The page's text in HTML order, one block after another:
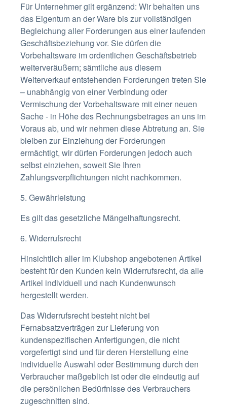
Für Unternehmer gilt ergänzend: Wir behalten uns
das Eigentum an der Ware bis zur vollständigen
Begleichung aller Forderungen aus einer laufenden
Geschäftsbeziehung vor. Sie dürfen die
Vorbehaltsware im ordentlichen Geschäftsbetrieb
weiterveräußern; sämtliche aus diesem
Weiterverkauf entstehenden Forderungen treten Sie
– unabhängig von einer Verbindung oder
Vermischung der Vorbehaltsware mit einer neuen
Sache - in Höhe des Rechnungsbetrages an uns im
Voraus ab, und wir nehmen diese Abtretung an. Sie
bleiben zur Einziehung der Forderungen
ermächtigt, wir dürfen Forderungen jedoch auch
selbst einziehen, soweit Sie Ihren
Zahlungsverpflichtungen nicht nachkommen.
5. Gewährleistung
Es gilt das gesetzliche Mängelhaftungsrecht.
6. Widerrufsrecht
Hinsichtlich aller im Klubshop angebotenen Artikel
besteht für den Kunden kein Widerrufsrecht, da alle
Artikel individuell und nach Kundenwunsch
hergestellt werden.
Das Widerrufsrecht besteht nicht bei
Fernabsatzverträgen zur Lieferung von
kundenspezifischen Anfertigungen, die nicht
vorgefertigt sind und für deren Herstellung eine
individuelle Auswahl oder Bestimmung durch den
Verbraucher maßgeblich ist oder die eindeutig auf
die persönlichen Bedürfnisse des Verbrauchers
zugeschnitten sind.